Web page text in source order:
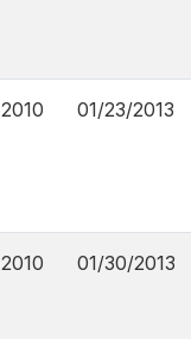
2010 01/23/2013
2010 01/30/2013